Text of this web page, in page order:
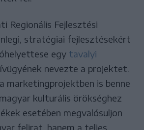
Regionális Fejlesztési
stratégiai fejlesztésekért
egy tavalyi
nevezte a projektet.
marketingprojektben is benne
kulturális örökséghez
esetében megvalósuljon
felirat, hanem a teljes